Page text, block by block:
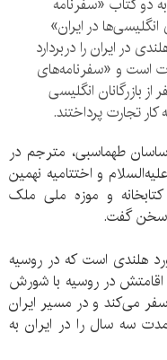
دو کتاب «سفرنامه
در ایران»
در ایران را دربردارد
است و «سفرنامه‌های
بازرگانان انگلیسی
کار تجارت پرداختند.
ساسان طهماسبی، مترجم در
و اختتامیه نهمین
و موزه ملی ملک
سخن گفت.
هلندی است که در روسیه
اقامتش در روسیه با شورش
سفر می‌کند و در مسیر ایران
سه سال را در ایران به